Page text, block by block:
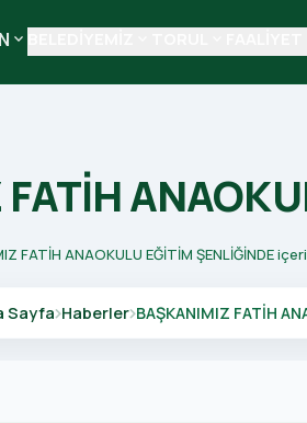
keyboard_arrow_down
FATİH ANAOKULU EĞİTİM
Sayfa Haberler BAŞKANIMIZ FATİH